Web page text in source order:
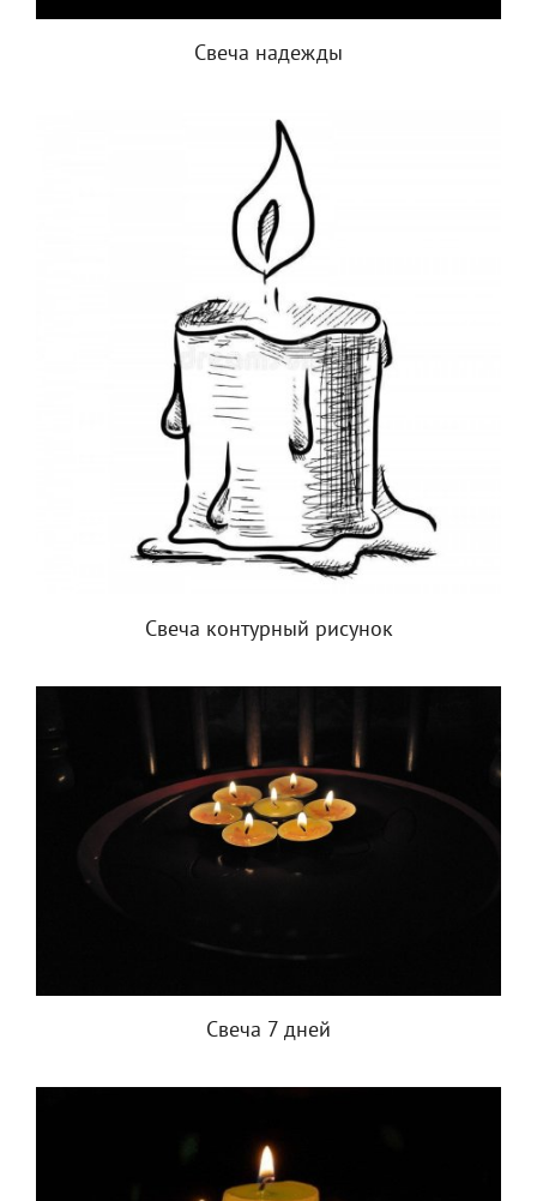
Свеча надежды
Свеча контурный рисунок
Свеча 7 дней